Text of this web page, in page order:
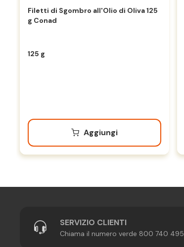
Filetti di Sgombro all'Olio di Oliva 125
g Conad
125 g
Aggiungi
SERVIZIO CLIENTI
Chiama il numero verde 800 740 495